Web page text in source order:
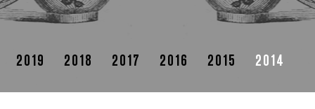
2019 2018 2017 2016 2015 2014